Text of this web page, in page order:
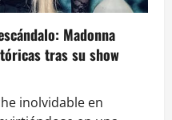
Madonna
tras su show
inolvidable en